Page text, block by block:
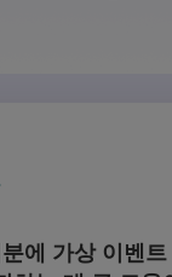
에 가상 이벤트